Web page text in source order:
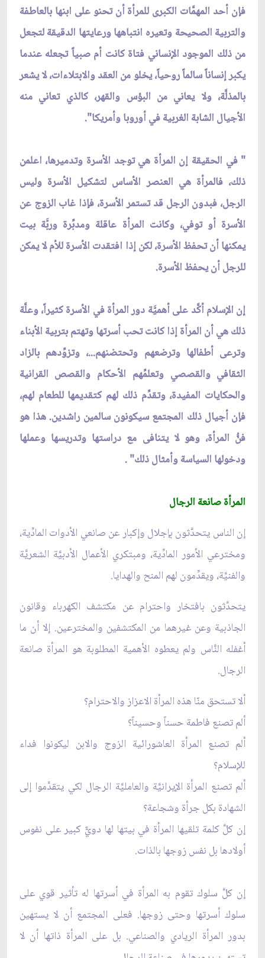
فإن أحد المهمَّات الكبرى للمرأة أن تحنو على ابنها بالعاطفة
والتربية الصحيحة وتعيره انتباهها ورعايتها الدقيقة لتجعل
من ذلك الموجود الإنساني فتاة كانت أم صبياً تجعله عندما
يكبر إنساناً سالماً روحياً، يخلو من العقد والابتلاءات، لا يشعر
بالمذلَّة، ولا يعاني من البؤس والقهر، كالذي تعاني منه
الأجيال الشابة الغربية في أوروبا وأمريكا".
" في الحقيقة إن المرأة هي توجد الأسرة وتدميرها، اعلمن
ذلك، فالمرأة هي العنصر الأساس لتشكيل الأسرة وليس
الرجل، فبدون الرجل قد تستمر الأسرة، فإذا غاب الزوج عن
الأسرة أو توفي، وكانت المرأة عاقلة ومدبِّرة وربَّة بيت
يمكنها أن تحفظ الأسرة، لكن إذا افتقدت الأسرة للأم لا يمكن
للرجل أن يحفظ الأسرة.
إن الإسلام أكَّد على أهميَّة دور المرأة في الأسرة كثيراً، وعلَّة
ذلك هي أن المرأة إذا كانت تحب أسرتها وتهتم بتربية الأبناء
وترعى أطفالها وترضعهم وتحتضنهم...، وتزوِّدهم بالزاد
الثقافي والقصصي وتعلمِّهم الأحكام والقصص القرانية
والحكايات المفيدة، وتقدِّم ذلك لهم كتقديمها للطعام لهم،
فإن أجيال ذلك المجتمع سيكونون سالمين راشدين. هذا هو
فنّ‏ُ المرأة، وهو لا يتنافى مع دراستها وتدريسها وعملها
ودخولها السياسة وأمثال ذلك" .
المرأة صانعة الرجال‏
إن الناس يتحدَّثون بإجلال وإكبار عن صانعي الأدوات المادِّية،
ومخترعي الأمور المادِّية، ومبتكري الأعمال الأدبيَّة الشعريَّة
والفنيَّة، ويقدِّمون لهم المنح والهدايا.
يتحدَّثون بافتخار واحترام عن مكتشف الكهرباء وقانون
الجاذبية وعن غيرهما من المكتشفين والمخترعين. إلا أن ما
أغفله النَّاس ولم يعطوه الأهمية المطلوبة هو المرأة صانعة
الرجال.
ألا تستحق منّا هذه المرأة الاعزاز والاحترام؟
ألم تصنع فاطمة حسناً وحسيناً؟
ألم تصنع المرأة العاشورائية الزوج والابن ليكونوا فداء
للإسلام؟
ألم تصنع المرأة الإيرانيَّة والعامليَّة الرجال لكي يتقدَّموا إلى
الشهادة بكل جرأة وشجاعة؟
إن كلّ‏َ كلمة تلقيها المرأة في بيتها لها دويّ‏ٌ كبير على نفوس
أولادها بل نفس زوجها بالذات.
إن كلّ‏َ سلوك تقوم به المرأة في أسرتها له تأثير قوي على
سلوك أسرتها وحتى زوجها. فعلى المجتمع أن لا يستهين
بدور المرأة الريادي والصناعي. بل على المرأة ذاتها أن لا